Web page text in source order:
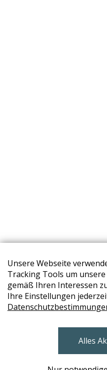
Unsere Webseite
Tracking Tools um
gemäß Ihren Interessen
Ihre Einstellungen
Alles
STORES
BRUNN AM GEBIRGE
Design Base & ROLF